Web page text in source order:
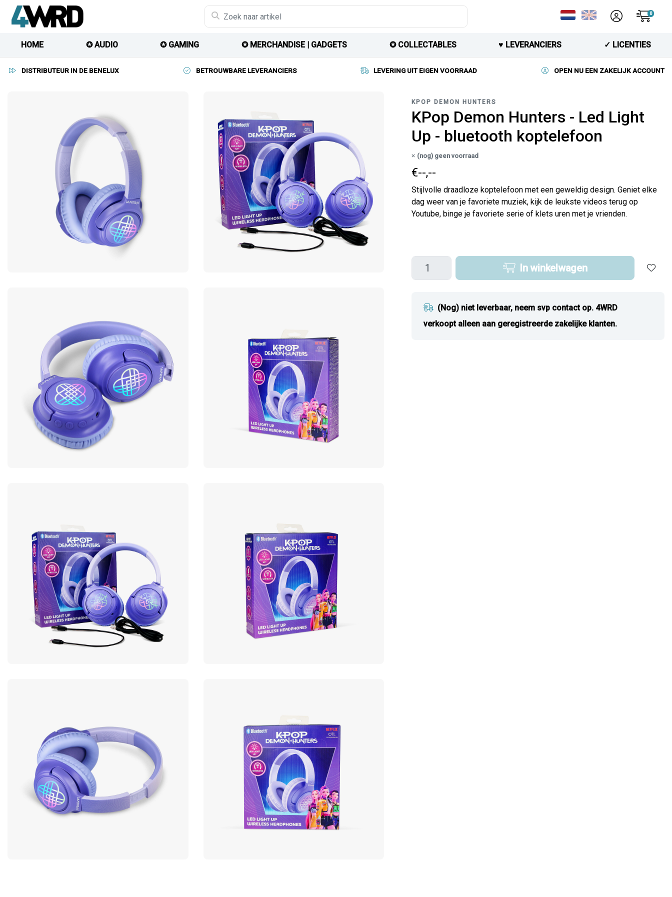
0
HOME ✪ AUDIO ✪ GAMING ✪ MERCHANDISE | GADGETS ✪ COLLECTABLES ♥︎ LEVERANCIERS ✓ LICENTIES
DISTRIBUTEUR IN DE BENELUX BETROUWBARE LEVERANCIERS LEVERING UIT EIGEN VOORRAAD OPEN NU EEN ZAKELIJK ACCOUNT
KPOP DEMON HUNTERS
KPop Demon Hunters - Led Light
Up - bluetooth koptelefoon
(nog) geen voorraad
€--,--
Stijlvolle draadloze koptelefoon met een geweldig design. Geniet elke
dag weer van je favoriete muziek, kijk de leukste videos terug op
Youtube, binge je favoriete serie of klets uren met je vrienden.
In winkelwagen
(Nog) niet leverbaar, neem svp contact op. 4WRD
verkoopt alleen aan geregistreerde zakelijke klanten.